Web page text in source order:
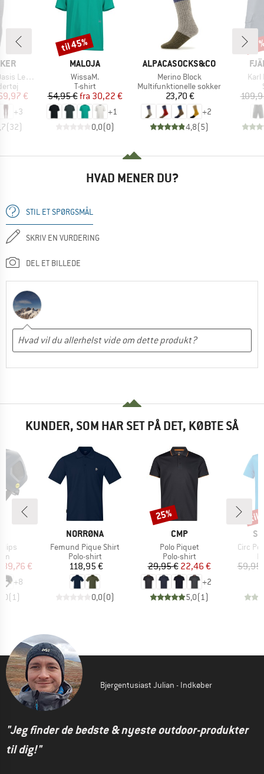
pris
€
+3
(32)
MÆRKE
MALOJA
Artikel
WissaM.
Produktgruppe
T-shirt
Pris
54,95 € Nedsat pris
fra 30,22 €
+1
0,0(0)
Rabat
til 45%
MÆRKE
ALPACASOCKS&CO
Artikel
Merino Block
Produktgruppe
Multifunktionelle sokker
Pris
23,70 €
+2
4,8(5)
Karl
HVAD MENER DU?
STIL ET SPØRGSMÅL
SKRIV EN VURDERING
DEL ET BILLEDE
KUNDER, SOM HAR SET PÅ DET, KØBTE SÅ
pris
€
+8
(1)
MÆRKE
NORRØNA
Artikel
Femund Pique Shirt
Produktgruppe
Polo-shirt
Pris
118,95 €
0,0(0)
MÆRKE
CMP
Artikel
Polo Piquet
Produktgruppe
Polo-shirt
Pris
29,95 €Nedsat pris
22,46 €
+2
5,0(1)
Rabat
25%
Artikel
Circ
59,95
til
Bjergentusiast Julian - Indkøber
"Jeg finder de bedste & nyeste outdoor-produkter
til dig!"